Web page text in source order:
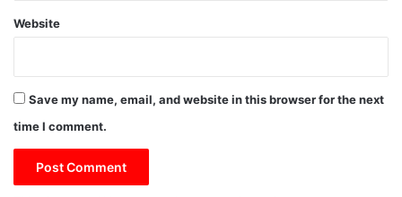
Website
Save my name, email, and website in this browser for the next
time I comment.